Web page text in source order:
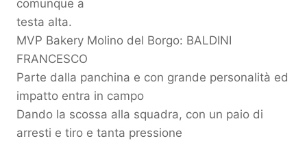
comunque a
testa alta.
MVP Bakery Molino del Borgo: BALDINI
FRANCESCO
Parte dalla panchina e con grande personalità ed
impatto entra in campo
Dando la scossa alla squadra, con un paio di
arresti e tiro e tanta pressione